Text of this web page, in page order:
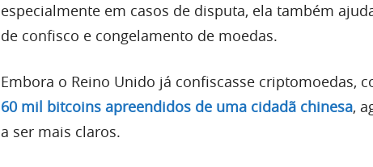
especialmente em casos de disputa, ela também
de confisco e congelamento de moedas.
Embora o Reino Unido já confiscasse criptomoedas,
60 mil bitcoins apreendidos de uma cidadã chinesa,
a ser mais claros.